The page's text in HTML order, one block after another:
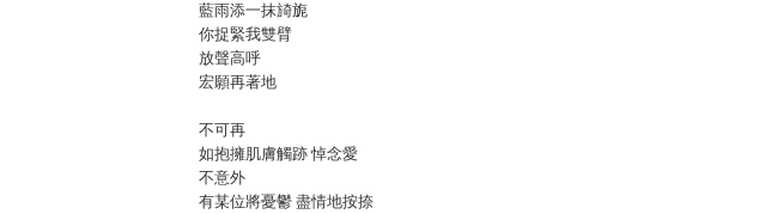
藍雨添一抹旑旎
你捉緊我雙臂
放聲高呼
宏願再著地
不可再
如抱擁肌膚觸跡 悼念愛
不意外
有某位將憂鬱 盡情地按捺